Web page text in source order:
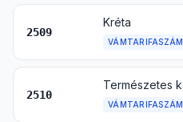
2509
Kréta
VÁMTARIFASZÁM
2510
VÁMTARIFASZÁM